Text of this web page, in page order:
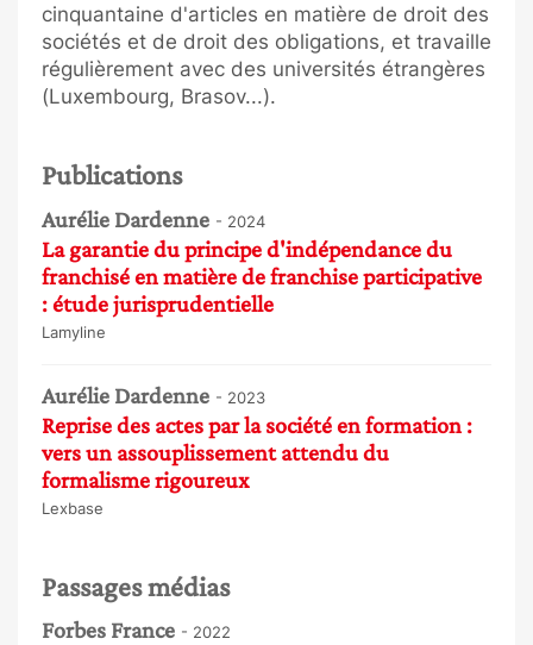
cinquantaine d'articles en matière de droit des
sociétés et de droit des obligations, et travaille
régulièrement avec des universités étrangères
(Luxembourg, Brasov...).
Publications
Aurélie Dardenne - 2024
La garantie du principe d'indépendance du
franchisé en matière de franchise participative
: étude jurisprudentielle
Lamyline
Aurélie Dardenne - 2023
Reprise des actes par la société en formation :
vers un assouplissement attendu du
formalisme rigoureux
Lexbase
Passages médias
Forbes France - 2022